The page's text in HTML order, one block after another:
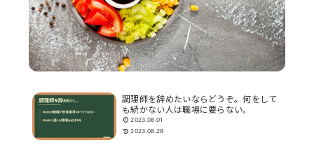
調理師を辞めたいならどうぞ。何をして
も続かない人は職場に要らない。
2023.08.01
2023.08.28